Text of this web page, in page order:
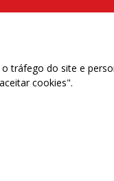
(11) 2108 9310
- Trabalhadores(as) na
tráfego do site e
cookies".